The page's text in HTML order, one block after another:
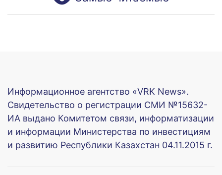
Информационное агентство «VRK News».
Свидетельство о регистрации СМИ №15632-
ИА выдано Комитетом связи, информатизации
и информации Министерства по инвестициям
и развитию Республики Казахстан 04.11.2015 г.